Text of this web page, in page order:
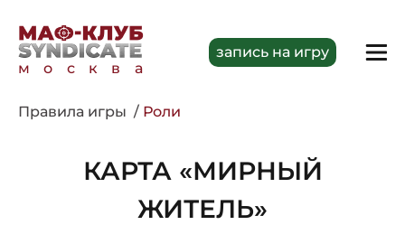
москва
запись на игру
Правила игры Роли
КАРТА «МИРНЫЙ
ЖИТЕЛЬ»